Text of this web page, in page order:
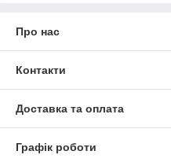
Про нас
Контакти
Доставка та оплата
Графік роботи